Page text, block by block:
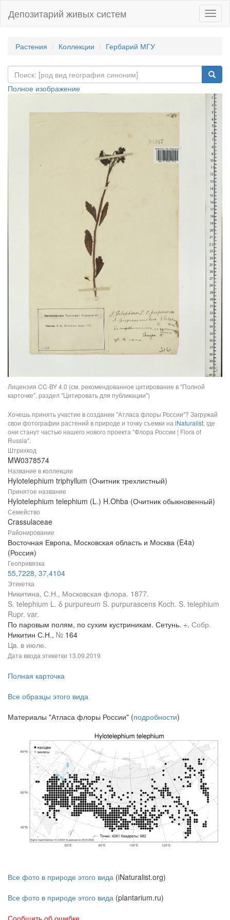
Депозитарий живых систем
Растения Коллекции Гербарий МГУ
Полное изображение
Лицензия CC-BY 4.0 (см. рекомендованное цитирование в "Полной
карточке", раздел "Цитировать для публикации")
Хочешь принять участие в создании "Атласа флоры России"? Загружай
свои фотографии растений в природе и точку съемки на iNaturalist, где
они станут частью нашего нового проекта "Флора России | Flora of
Russia".
Штрихкод
MW0378574
Название в коллекции
Hylotelephium triphyllum (Очитник трехлистный)
Принятое название
Hylotelephium telephium (L.) H.Ohba (Очитник обыкновенный)
Семейство
Crassulaceae
Районирование
Восточная Европа, Московская область и Москва (E4a)
(Россия)
Геопривязка
55,7228, 37,4104
Этикетка
Никитина, С.Н., Московская флора. 1877.
S. telephium L. δ purpureum S. purpurascens Koch. S. telephium
Rupr. var.
По паровым полям, по сухим кустриникам. Сетунь. ÷. Собр.
Никитин С.Н., № 164
Цв. в июле.
Дата ввода этикетки 13.09.2019
Полная карточка
Все образцы этого вида
Материалы "Атласа флоры России" (подробности)
Все фото в природе этого вида (iNaturalist.org)
Все фото в природе этого вида (plantarium.ru)